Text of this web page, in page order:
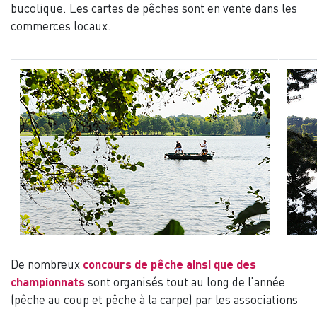
bucolique. Les cartes de pêches sont en vente dans les
commerces locaux.
De nombreux concours de pêche ainsi que des
championnatssont organisés tout au long de l’année
(pêche au coup et pêche à la carpe) par les associations